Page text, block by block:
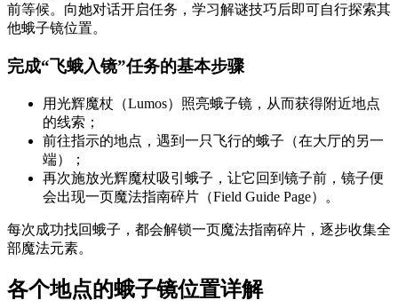
前等候。向她对话开启任务，学习解谜技巧后即可自行探索其
他蛾子镜位置。
完成“飞蛾入镜”任务的基本步骤
用光辉魔杖（Lumos）照亮蛾子镜，从而获得附近地点
的线索；
前往指示的地点，遇到一只飞行的蛾子（在大厅的另一
端）；
再次施放光辉魔杖吸引蛾子，让它回到镜子前，镜子便
会出现一页魔法指南碎片（Field Guide Page）。
每次成功找回蛾子，都会解锁一页魔法指南碎片，逐步收集全
部魔法元素。
各个地点的蛾子镜位置详解